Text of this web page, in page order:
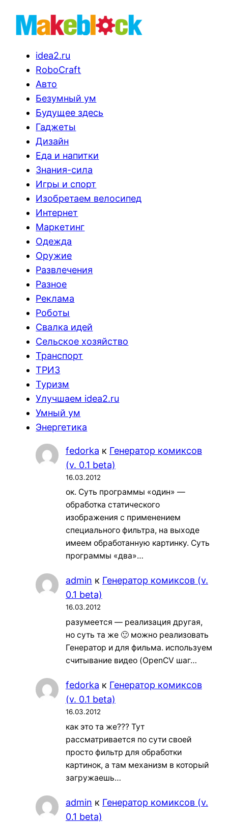
idea2.ru
RoboCraft
Авто
Безумный ум
Будущее здесь
Гаджеты
Дизайн
Еда и напитки
Знания-сила
Игры и спорт
Изобретаем велосипед
Интернет
Маркетинг
Одежда
Оружие
Развлечения
Разное
Реклама
Роботы
Свалка идей
Сельское хозяйство
Транспорт
ТРИЗ
Туризм
Улучшаем idea2.ru
Умный ум
Энергетика
fedorka к Генератор комиксов
(v. 0.1 beta)
16.03.2012
ок. Суть программы «один» —
обработка статического
изображения с применением
специального фильтра, на выходе
имеем обработанную картинку. Суть
программы «два»…
admin к Генератор комиксов (v.
0.1 beta)
16.03.2012
разумеется — реализация другая,
но суть та же 🙂 можно реализовать
Генератор и для фильма. используем
считывание видео (OpenCV шаг…
fedorka к Генератор комиксов
(v. 0.1 beta)
16.03.2012
как это та же??? Тут
рассматривается по сути своей
просто фильтр для обработки
картинок, а там механизм в который
загружаешь…
admin к Генератор комиксов (v.
0.1 beta)